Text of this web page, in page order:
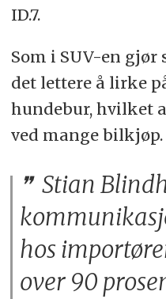
ID.7.
Som i SUV-en
det lettere å lirke
hundebur, hvilket
ved mange bilkjøp.
Stian
hos
over 90